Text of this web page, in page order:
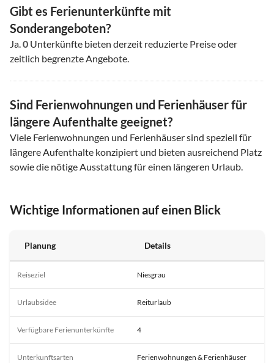
Gibt es Ferienunterkünfte mit
Sonderangeboten?
Ja.0 Unterkünfte bieten derzeit reduzierte Preise oder
zeitlich begrenzte Angebote.
Sind Ferienwohnungen und Ferienhäuser für
längere Aufenthalte geeignet?
Viele Ferienwohnungen und Ferienhäuser sind speziell für
längere Aufenthalte konzipiert und bieten ausreichend Platz
sowie die nötige Ausstattung für einen längeren Urlaub.
Wichtige Informationen auf einen Blick
Planung Details
Reiseziel Niesgrau
Urlaubsidee Reiturlaub
Verfügbare Ferienunterkünfte 4
Unterkunftsarten Ferienwohnungen & Ferienhäuser